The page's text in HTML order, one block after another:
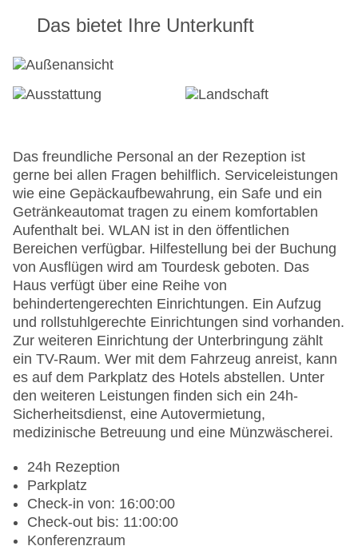
Das bietet Ihre Unterkunft
Das freundliche Personal an der Rezeption ist
gerne bei allen Fragen behilflich. Serviceleistungen
wie eine Gepäckaufbewahrung, ein Safe und ein
Getränkeautomat tragen zu einem komfortablen
Aufenthalt bei. WLAN ist in den öffentlichen
Bereichen verfügbar. Hilfestellung bei der Buchung
von Ausflügen wird am Tourdesk geboten. Das
Haus verfügt über eine Reihe von
behindertengerechten Einrichtungen. Ein Aufzug
und rollstuhlgerechte Einrichtungen sind vorhanden.
Zur weiteren Einrichtung der Unterbringung zählt
ein TV-Raum. Wer mit dem Fahrzeug anreist, kann
es auf dem Parkplatz des Hotels abstellen. Unter
den weiteren Leistungen finden sich ein 24h-
Sicherheitsdienst, eine Autovermietung,
medizinische Betreuung und eine Münzwäscherei.
24h Rezeption
Parkplatz
Check-in von: 16:00:00
Check-out bis: 11:00:00
Konferenzraum